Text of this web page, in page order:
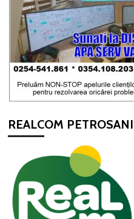
REALCOM PETROSANI